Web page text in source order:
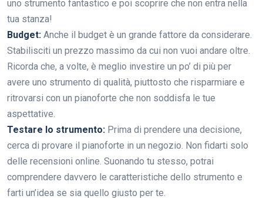
uno strumento fantastico e poi scoprire che non entra nella
tua stanza!
Budget: Anche il budget è un grande fattore da considerare.
Stabilisciti un prezzo massimo da cui non vuoi andare oltre.
Ricorda che, a volte, è meglio investire un po’ di più per
avere uno strumento di qualità, piuttosto che risparmiare e
ritrovarsi con un pianoforte che non soddisfa le tue
aspettative.
Testare lo strumento: Prima di prendere una decisione,
cerca di provare il pianoforte in un negozio. Non fidarti solo
delle recensioni online. Suonando tu stesso, potrai
comprendere davvero le caratteristiche dello strumento e
farti un’idea se sia quello giusto per te.